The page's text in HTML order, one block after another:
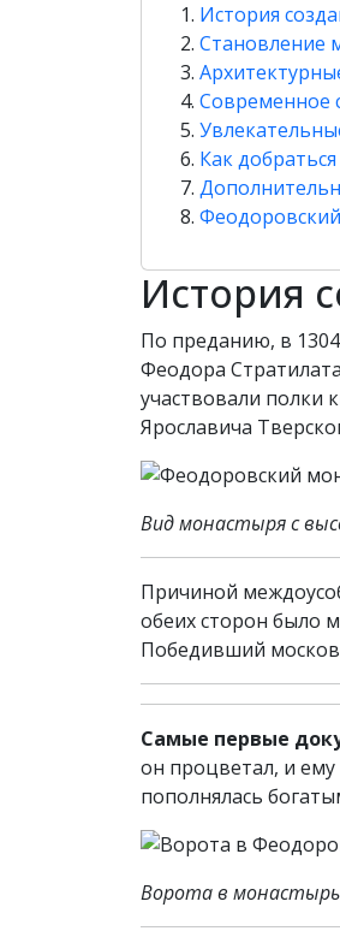
История
Становление
Современное
Как добраться
История
По преданию, в
Феодора
участвовали полки
Ярославича
Вид монастыря с
Причиной
обеих сторон было
Победивший
Самые первые
он процветал, и
пополнялась
Ворота в монастырь